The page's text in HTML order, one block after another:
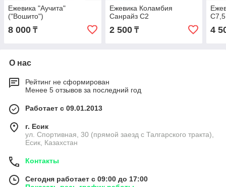
Ежевика "Аучита"
("Вошито")
8 000 ₸
Ежевика Коламбия
Санрайз С2
2 500₸
С7,5
4
О нас
Рейтинг не сформирован
Менее 5 отзывов за последний год
Работает с 09.01.2013
г. Есик
ул. Спортивная, 30 (прямой заезд с Талгарского тракта),
Есик, Казахстан
Контакты
Сегодня работает с 09:00 до 17:00